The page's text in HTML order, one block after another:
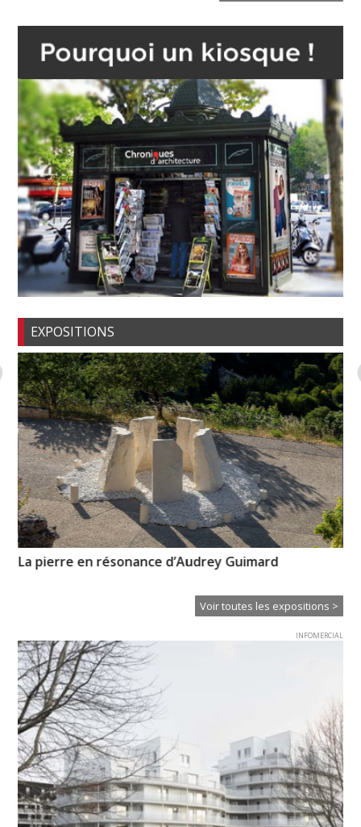
EXPOSITIONS
La pierre en résonance d’Audrey Guimard
Voir toutes les expositions >
INFOMERCIAL